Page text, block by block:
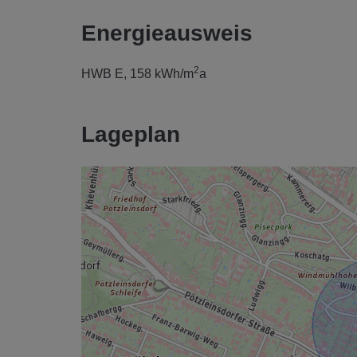
Energieausweis
HWB E, 158 kWh/m2a
Lageplan